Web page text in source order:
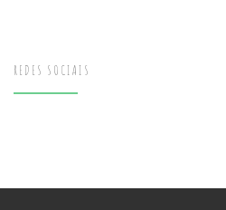
REDES SOCIAIS